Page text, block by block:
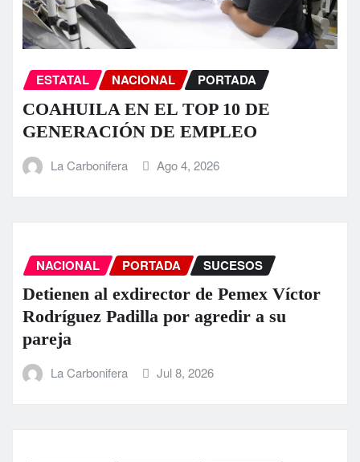
ESTATAL NACIONAL PORTADA
COAHUILA EN EL TOP 10 DE
GENERACIÓN DE EMPLEO
La Carbonifera Ago 4, 2026
NACIONAL PORTADA SUCESOS
Detienen al exdirector de Pemex Víctor
Rodríguez Padilla por agredir a su
pareja
La Carbonifera Jul 8, 2026